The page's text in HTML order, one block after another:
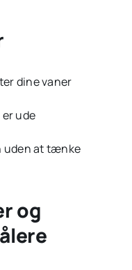
dine vaner
ude
uden at tænke
og